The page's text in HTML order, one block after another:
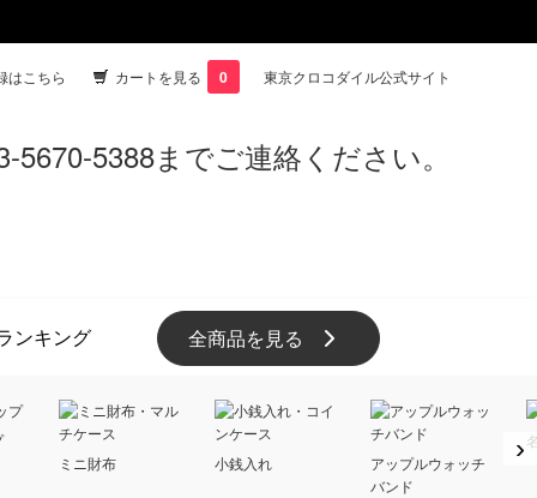
はこちら カートを見る 0 東京クロコダイル公式サイト
ンキング 全商品を見る
ミニ財布
小銭入れ
アップルウォッチ
バンド
›